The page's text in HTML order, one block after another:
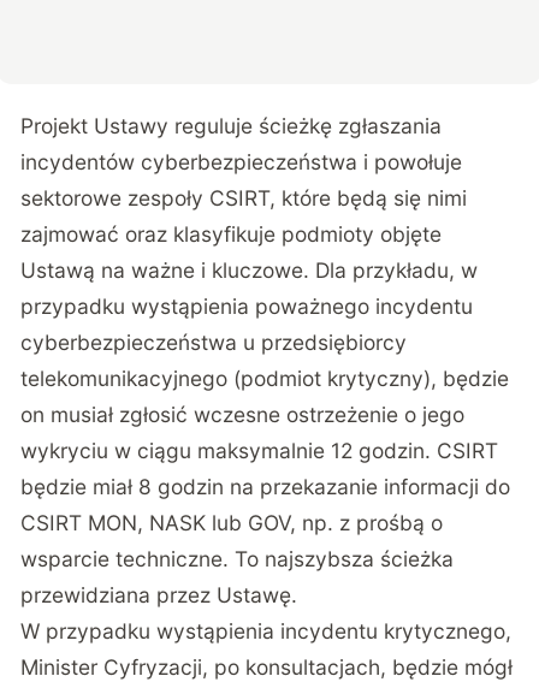
Projekt Ustawy reguluje ścieżkę zgłaszania
incydentów cyberbezpieczeństwa i powołuje
sektorowe zespoły CSIRT, które będą się nimi
zajmować oraz klasyfikuje podmioty objęte
Ustawą na ważne i kluczowe. Dla przykładu, w
przypadku wystąpienia poważnego incydentu
cyberbezpieczeństwa u przedsiębiorcy
telekomunikacyjnego (podmiot krytyczny), będzie
on musiał zgłosić wczesne ostrzeżenie o jego
wykryciu w ciągu maksymalnie 12 godzin. CSIRT
będzie miał 8 godzin na przekazanie informacji do
CSIRT MON, NASK lub GOV, np. z prośbą o
wsparcie techniczne. To najszybsza ścieżka
przewidziana przez Ustawę.
W przypadku wystąpienia incydentu krytycznego,
Minister Cyfryzacji, po konsultacjach, będzie mógł